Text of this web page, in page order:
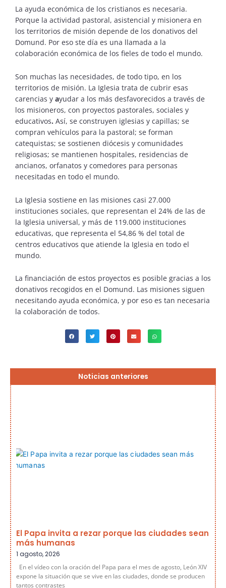
La ayuda económica de los cristianos es necesaria.
Porque la actividad pastoral, asistencial y misionera en
los territorios de misión depende de los donativos del
Domund. Por eso ste día es una llamada a la
colaboración económica de los fieles de todo el mundo.
Son muchas las necesidades, de todo tipo, en los
territorios de misión. La Iglesia trata de cubrir esas
carencias y ayudar a los más desfavorecidos a través de
los misioneros, con proyectos pastorales, sociales y
educativos. Así, se construyen iglesias y capillas; se
compran vehículos para la pastoral; se forman
catequistas; se sostienen diócesis y comunidades
religiosas; se mantienen hospitales, residencias de
ancianos, orfanatos y comedores para personas
necesitadas en todo el mundo.
La Iglesia sostiene en las misiones casi 27.000
instituciones sociales, que representan el 24% de las de
la Iglesia universal, y más de 119.000 instituciones
educativas, que representa el 54,86 % del total de
centros educativos que atiende la Iglesia en todo el
mundo.
La financiación de estos proyectos es posible gracias a los
donativos recogidos en el Domund. Las misiones siguen
necesitando ayuda económica, y por eso es tan necesaria
la colaboración de todos.
Noticias anteriores
El Papa invita a rezar porque las ciudades sean
más humanas
1 agosto, 2026
En el vídeo con la oración del Papa para el mes de agosto, León XIV
expone la situación que se vive en las ciudades, donde se producen
tantos contrastes
Página
PáginaPáginaPágina
Página